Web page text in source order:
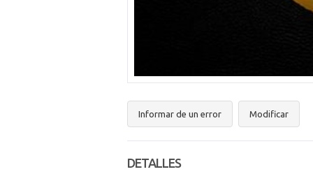
Informar de un error Modificar
DETALLES